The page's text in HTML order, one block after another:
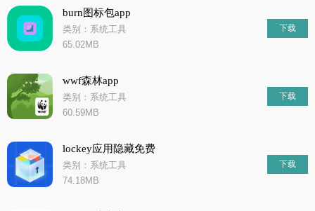
burn图标包app
类别：系统工具
65.02MB
下载
wwf森林app
类别：系统工具
60.59MB
下载
lockey应用隐藏免费
类别：系统工具
74.18MB
下载